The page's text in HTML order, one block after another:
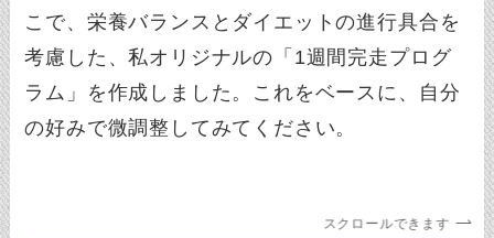
こで、栄養バランスとダイエットの進行具合を
考慮した、私オリジナルの「1週間完走プログ
ラム」を作成しました。これをベースに、自分
の好みで微調整してみてください。
スクロールできます